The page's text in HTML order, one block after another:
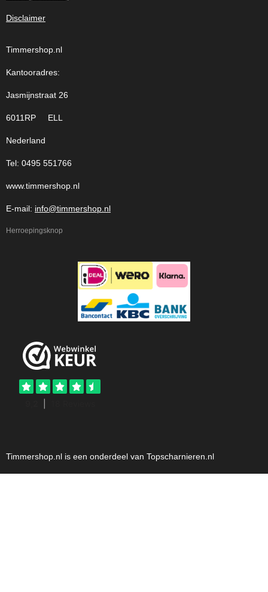
Disclaimer
Timmershop.nl
Kantooradres:
Jasmijnstraat 26
6011RP ELL
Nederland
Tel: 0495 551766
www.timmershop.nl
E-mail: info@timmershop.nl
Herroepingsknop
Timmershop.nl is een onderdeel van Topscharnieren.nl